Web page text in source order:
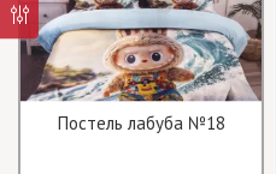
Постель лабуба №18